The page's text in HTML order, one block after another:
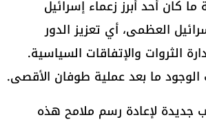
كان أحد أبرز زعماء إسرائيل
العظمى، أي تعزيز الدور
الثروات والإتفاقات السياسية.
ما بعد عملية طوفان الأقصى.
جديدة لإعادة رسم ملامح هذه